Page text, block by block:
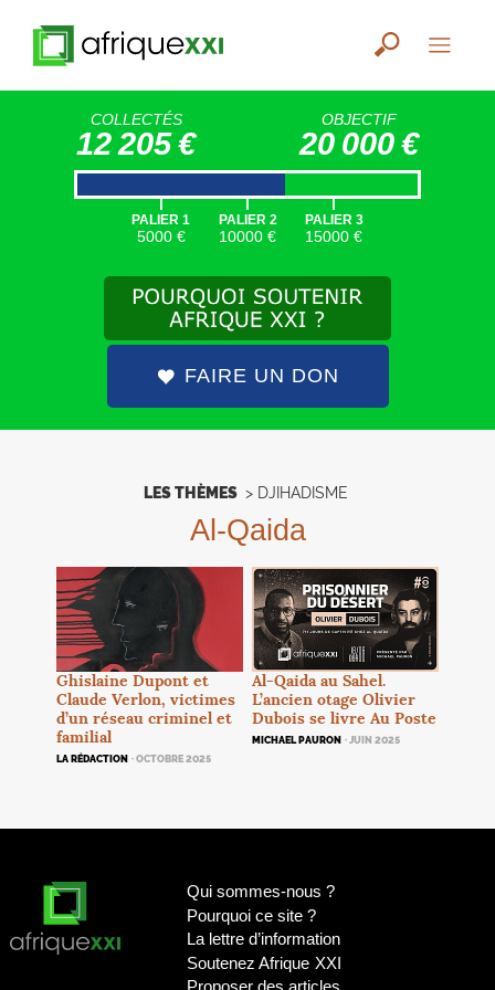
COLLECTÉS
12 205 €
OBJECTIF
20 000 €
|
PALIER 1
5000 €
|
PALIER 2
10000 €
|
PALIER 3
15000 €
FAIRE UN DON
LES THÈMES > DJIHADISME
Al-Qaida
Ghislaine Dupont et
Claude Verlon, victimes
d’un réseau criminel et
familial
LA RÉDACTION · OCTOBRE 2025
Al-Qaida au Sahel.
L’ancien otage Olivier
Dubois se livre Au Poste
MICHAEL PAURON · JUIN 2025
Qui sommes-nous ?
Pourquoi ce site ?
La lettre d’information
Soutenez Afrique XXI